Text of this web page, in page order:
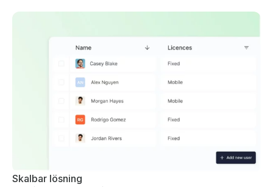
Skalbar lösning